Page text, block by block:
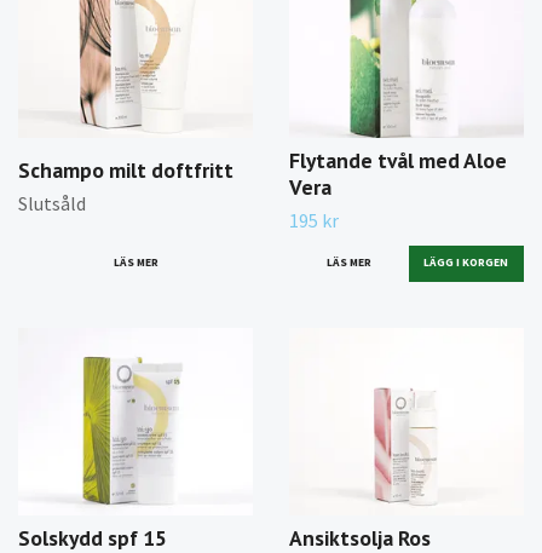
Schampo milt doftfritt
Slutsåld
LÄS MER
Flytande tvål med Aloe
Vera
195 kr
LÄS MER
Solskydd spf 15 Ansiktsolja Ros